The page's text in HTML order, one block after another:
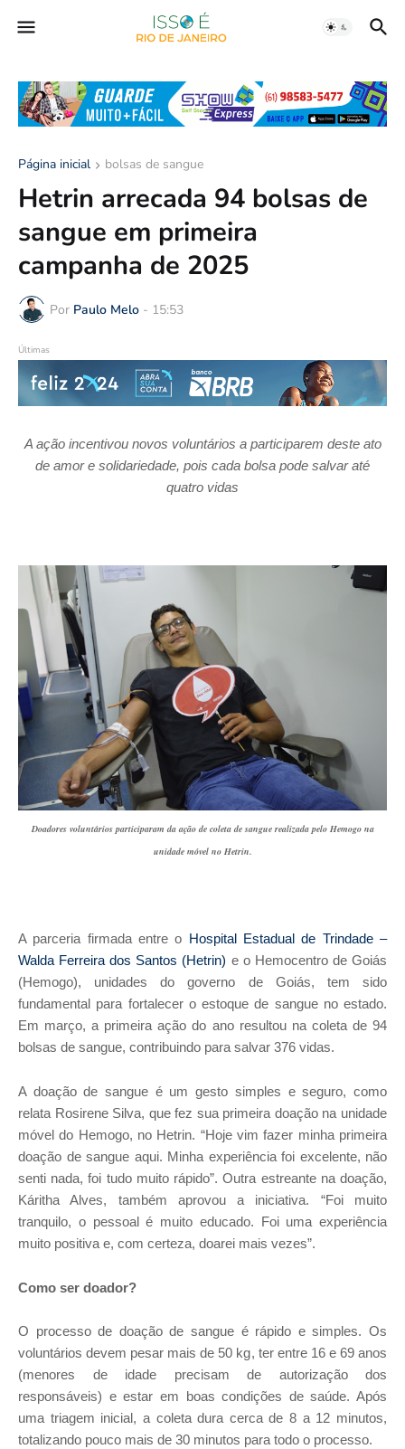
Página inicial bolsas de sangue
Hetrin arrecada 94 bolsas de
sangue em primeira
campanha de 2025
Por Paulo Melo - 15:53
Últimas
A ação incentivou novos voluntários a participarem deste ato
de amor e solidariedade, pois cada bolsa pode salvar até
quatro vidas
Doadores voluntários participaram da ação de coleta de sangue realizada pelo Hemogo na
unidade móvel no Hetrin.
A parceria firmada entre o Hospital Estadual de Trindade –
Walda Ferreira dos Santos (Hetrin) e o Hemocentro de Goiás
(Hemogo), unidades do governo de Goiás, tem sido
fundamental para fortalecer o estoque de sangue no estado.
Em março, a primeira ação do ano resultou na coleta de 94
bolsas de sangue, contribuindo para salvar 376 vidas.
A doação de sangue é um gesto simples e seguro, como
relata Rosirene Silva, que fez sua primeira doação na unidade
móvel do Hemogo, no Hetrin. “Hoje vim fazer minha primeira
doação de sangue aqui. Minha experiência foi excelente, não
senti nada, foi tudo muito rápido”. Outra estreante na doação,
Káritha Alves, também aprovou a iniciativa. “Foi muito
tranquilo, o pessoal é muito educado. Foi uma experiência
muito positiva e, com certeza, doarei mais vezes”.
Como ser doador?
O processo de doação de sangue é rápido e simples. Os
voluntários devem pesar mais de 50 kg, ter entre 16 e 69 anos
(menores de idade precisam de autorização dos
responsáveis) e estar em boas condições de saúde. Após
uma triagem inicial, a coleta dura cerca de 8 a 12 minutos,
totalizando pouco mais de 30 minutos para todo o processo.